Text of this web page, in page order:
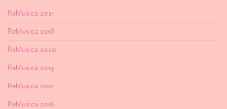
ReMusica 2021
ReMusica 2018
ReMusica 2020
ReMusica 2019
ReMusica 2017
ReMusica 2016